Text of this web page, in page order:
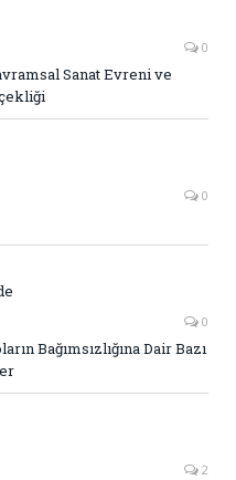
0
Sanat Evreni ve
0
0
Bağımsızlığına Dair Bazı
2